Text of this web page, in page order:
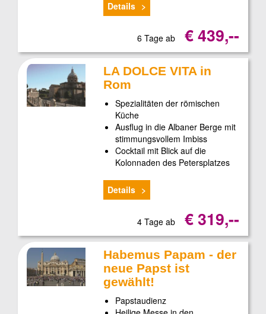
Details
6 Tage ab € 439,--
LA DOLCE VITA in
Rom
Spezialitäten der römischen
Küche
Ausflug in die Albaner Berge mit
stimmungsvollem Imbiss
Cocktail mit Blick auf die
Kolonnaden des Petersplatzes
Details
4 Tage ab € 319,--
Habemus Papam - der
neue Papst ist
gewählt!
Papstaudienz